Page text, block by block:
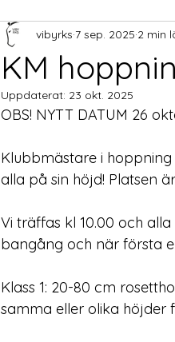
KM
vibyrks 7 sep. 2025 2 min
Uppdaterat: 23 okt. 2025
OBS! NYTT DATUM 26
Klubbmästare i
alla på sin höjd! Platsen
Vi träffas kl 10.00 och
bangång och när första
Klass 1: 20-80 cm
samma eller olika höjder